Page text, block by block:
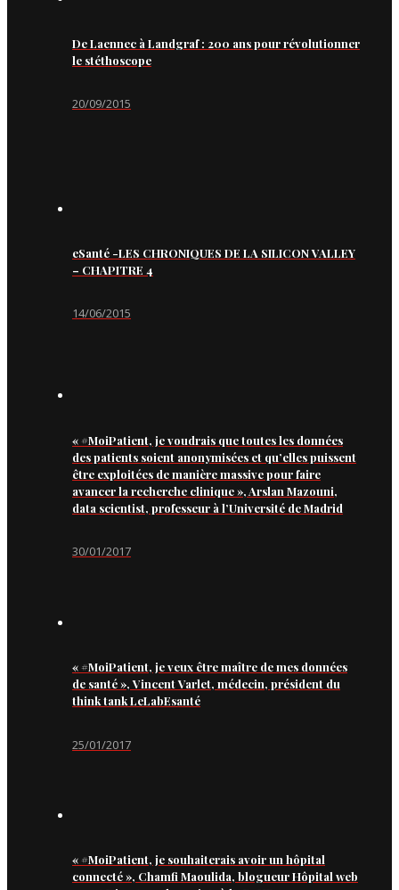
De Laennec à Landgraf : 200 ans pour révolutionner
le stéthoscope
20/09/2015
eSanté -LES CHRONIQUES DE LA SILICON VALLEY
– CHAPITRE 4
14/06/2015
« #MoiPatient, je voudrais que toutes les données
des patients soient anonymisées et qu’elles puissent
être exploitées de manière massive pour faire
avancer la recherche clinique », Arslan Mazouni,
data scientist, professeur à l’Université de Madrid
30/01/2017
« #MoiPatient, je veux être maître de mes données
de santé », Vincent Varlet, médecin, président du
think tank LeLabEsanté
25/01/2017
« #MoiPatient, je souhaiterais avoir un hôpital
connecté », Chamfi Maoulida, blogueur Hôpital web